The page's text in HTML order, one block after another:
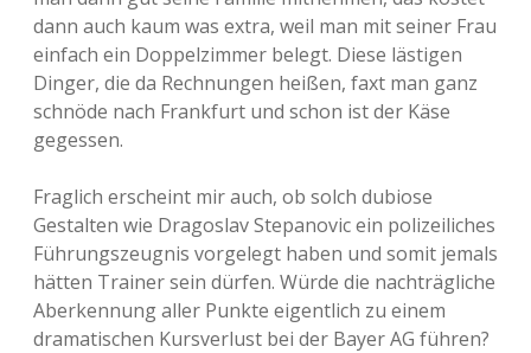
dann auch kaum was extra, weil man mit seiner Frau
einfach ein Doppelzimmer belegt. Diese lästigen
Dinger, die da Rechnungen heißen, faxt man ganz
schnöde nach Frankfurt und schon ist der Käse
gegessen.
Fraglich erscheint mir auch, ob solch dubiose
Gestalten wie Dragoslav Stepanovic ein polizeiliches
Führungszeugnis vorgelegt haben und somit jemals
hätten Trainer sein dürfen. Würde die nachträgliche
Aberkennung aller Punkte eigentlich zu einem
dramatischen Kursverlust bei der Bayer AG führen?